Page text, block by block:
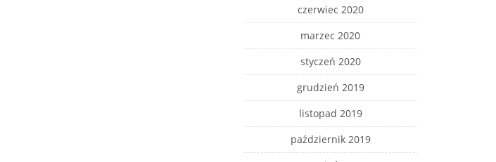
czerwiec 2020
marzec 2020
styczeń 2020
grudzień 2019
listopad 2019
październik 2019